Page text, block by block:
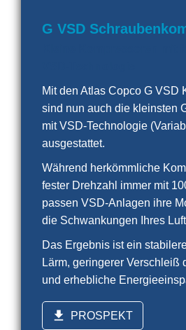
G VSD
Mit den Atlas Copco G VSD
sind nun auch die kleinsten
mit VSD-Technologie
ausgestattet.
Während herkömmliche
fester Drehzahl immer mit
passen VSD-Anlagen ihre
die Schwankungen Ihres
Das Ergebnis ist ein
Lärm, geringerer Verschleiß
und erhebliche
PROSPEKT